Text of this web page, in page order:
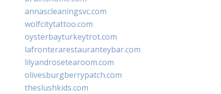
annascleaningsvc.com
wolfcitytattoo.com
oysterbayturkeytrot.com
lafronterarestauranteybar.com
lilyandrosetearoom.com
olivesburgberrypatch.com
theslushkids.com